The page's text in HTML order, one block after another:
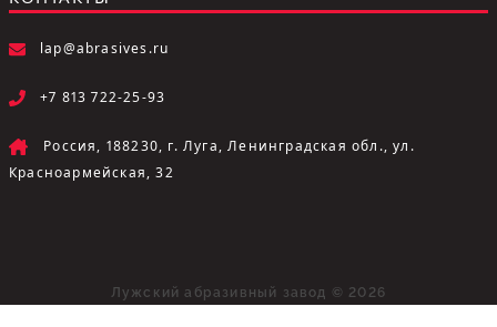
lap@abrasives.ru
+7 813 722-25-93
Россия, 188230, г. Луга, Ленинградская обл., ул.
Красноармейская, 32
Лужский абразивный завод © 2026